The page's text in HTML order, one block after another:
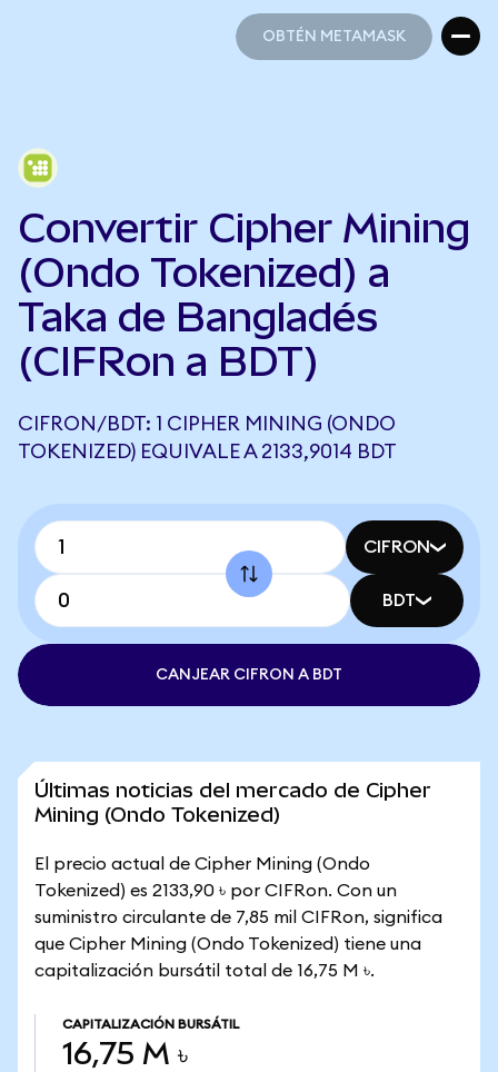
OBTÉN METAMASK
Convertir Cipher Mining
(Ondo Tokenized) a
Taka de Bangladés
(CIFRon a BDT)
CIFRON/BDT: 1 CIPHER MINING (ONDO
TOKENIZED) EQUIVALE A 2133,9014 BDT
CIFRON
BDT
CANJEAR CIFRON A BDT
Últimas noticias del mercado de Cipher
Mining (Ondo Tokenized)
El precio actual de Cipher Mining (Ondo
Tokenized) es 2133,90 ৳ por CIFRon. Con un
suministro circulante de 7,85 mil CIFRon, significa
que Cipher Mining (Ondo Tokenized) tiene una
capitalización bursátil total de 16,75 M ৳.
CAPITALIZACIÓN BURSÁTIL
16,75 M ৳